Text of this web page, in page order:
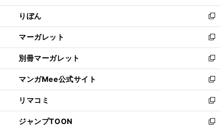
開
く
ウ
で
開
く
ン
ド
ウ
で
開
く
ウ
ィ
ン
ド
ウ
で
開
く
りぼん
新
し
い
ウ
ィ
ン
ド
ウ
で
開
く
マーガレット
新
し
い
ウ
ィ
ン
ド
ウ
で
別冊マーガレット
新
し
い
ウ
ィ
ン
ド
マンガMee公式サイト
新
し
い
ウ
ィ
リマコミ
新
し
い
ジャンプTOON